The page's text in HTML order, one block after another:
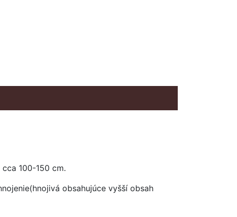
100-150 cm.
obsahujúce vyšší obsah